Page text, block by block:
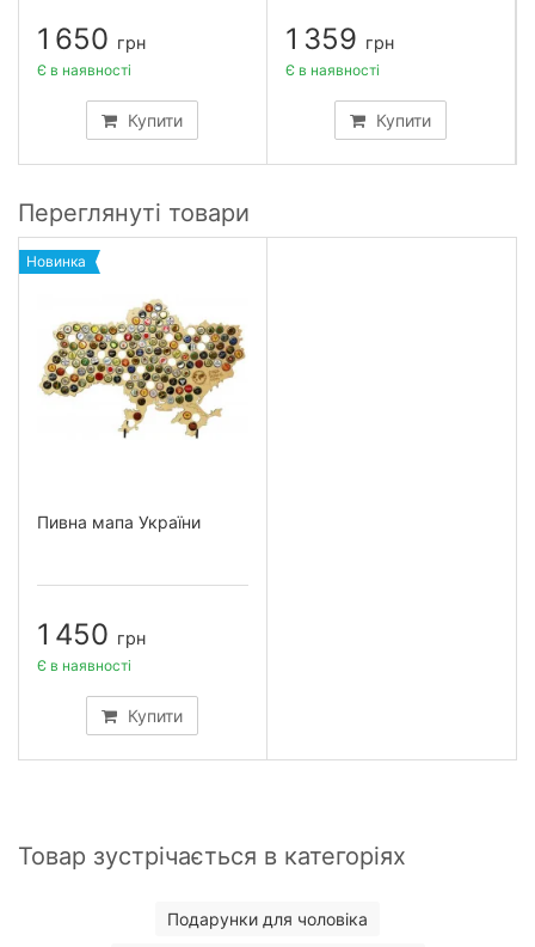
1 650 грн
Купити
Є в наявності
1 359 грн
Купити
Є в наявності
Переглянуті товари
Новинка
Пивна мапа України
1 450 грн
Купити
Є в наявності
Товар зустрічається в категоріях
Подарунки для чоловіка